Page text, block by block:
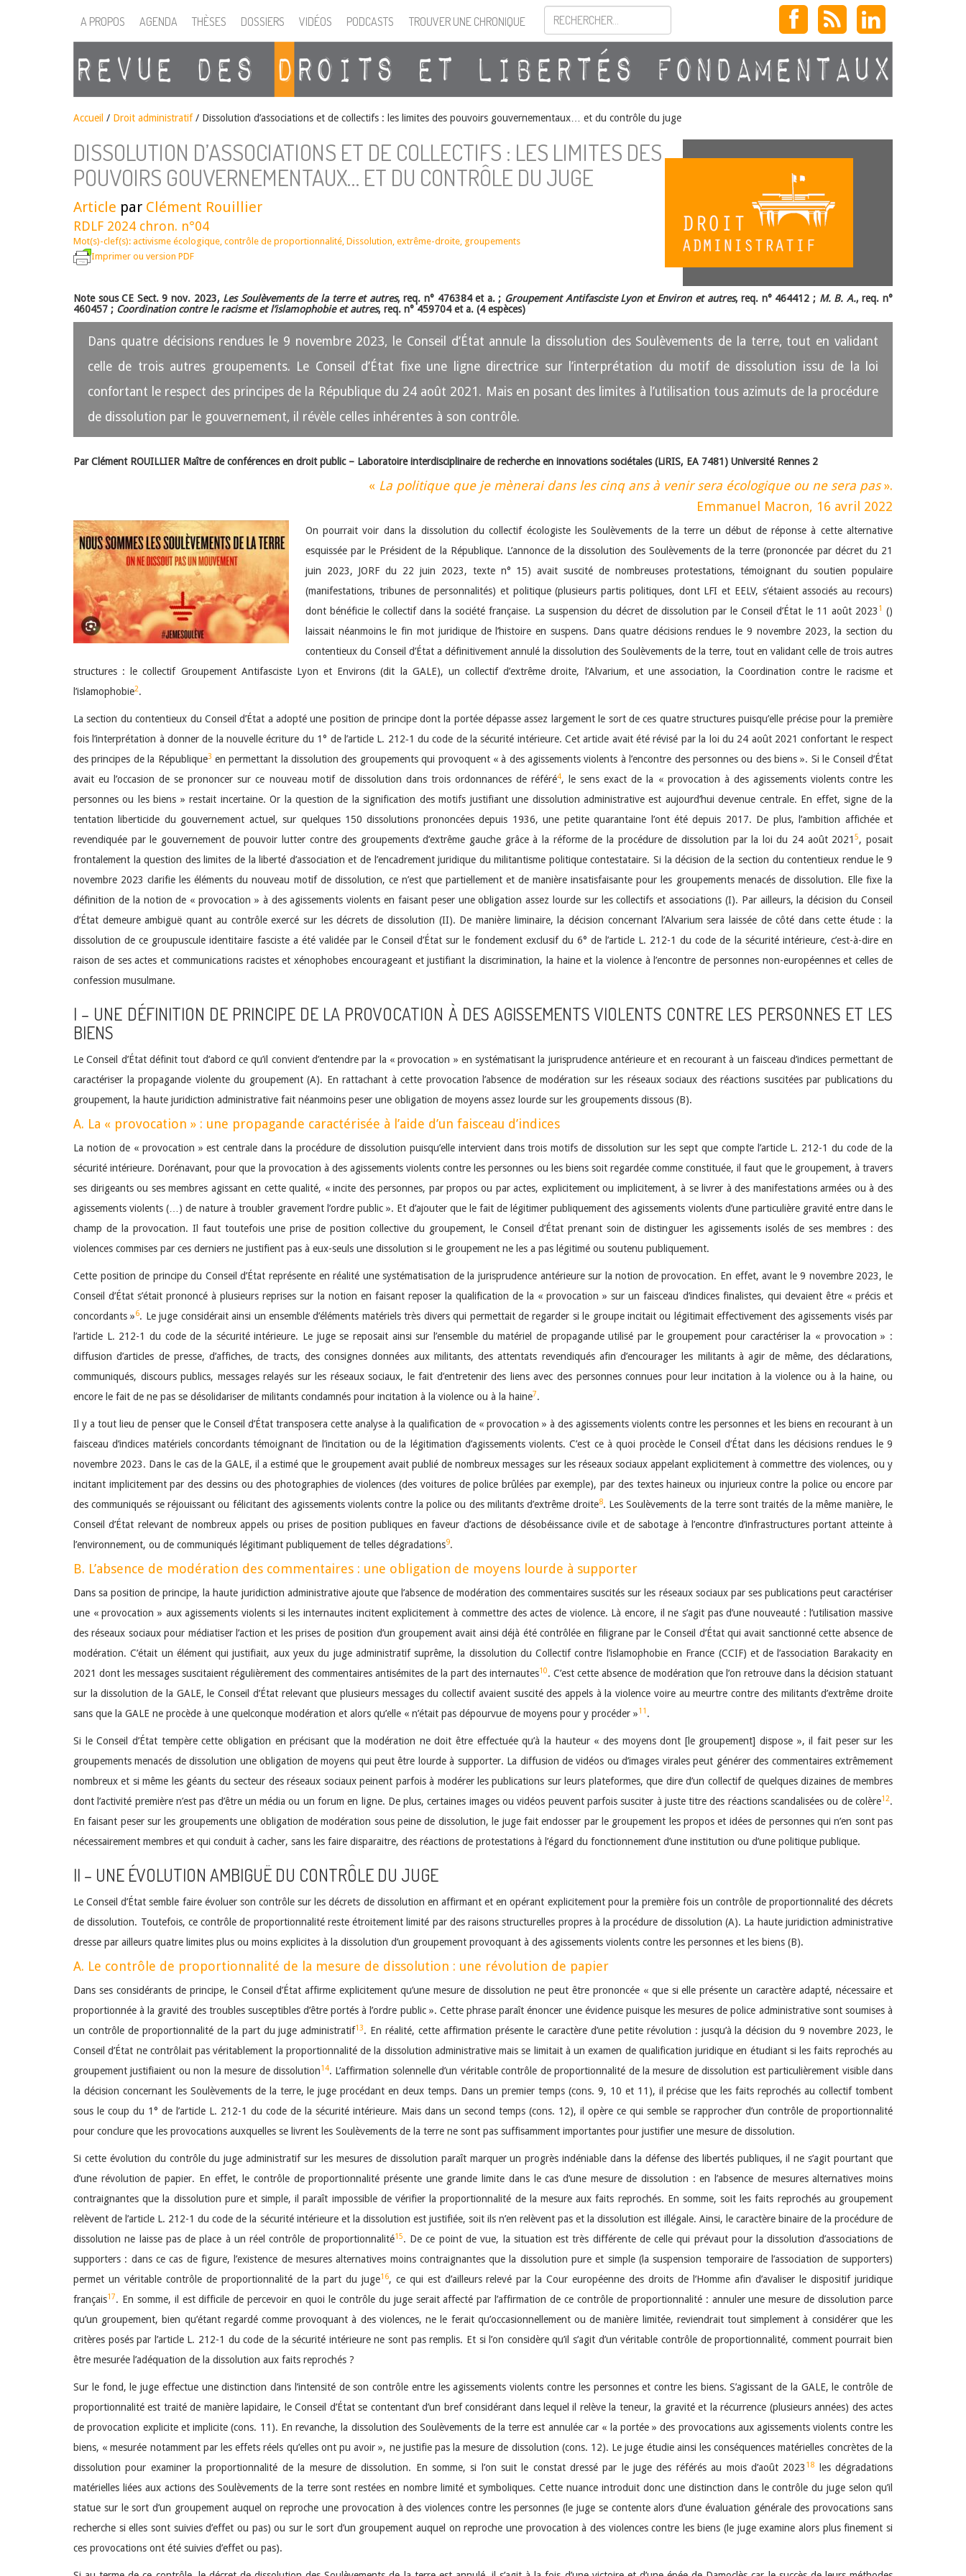
A PROPOS AGENDA THÈSES DOSSIERS VIDÉOS PODCASTS TROUVER UNE CHRONIQUE
Accueil / Droit administratif/ Dissolution d’associations et de collectifs : les limites des pouvoirs gouvernementaux… et du contrôle du juge
DISSOLUTION D’ASSOCIATIONS ET DE COLLECTIFS : LES LIMITES DES
POUVOIRS GOUVERNEMENTAUX… ET DU CONTRÔLE DU JUGE
Article par Clément Rouillier
RDLF 2024 chron. n°04
Mot(s)-clef(s): activisme écologique contrôle de proportionnalité Dissolution extrême-droite groupements
Imprimer ou version PDF
Note sous CE Sect. 9 nov. 2023, Les Soulèvements de la terre et autres, req. n° 476384 et a. ; Groupement Antifasciste Lyon et Environ et autres, req. n° 464412 ; M. B. A., req. n°
460457 ; Coordination contre le racisme et l’islamophobie et autres, req. n° 459704 et a. (4 espèces)
Dans quatre décisions rendues le 9 novembre 2023, le Conseil d’État annule la dissolution des Soulèvements de la terre, tout en validant
celle de trois autres groupements. Le Conseil d’État fixe une ligne directrice sur l’interprétation du motif de dissolution issu de la loi
confortant le respect des principes de la République du 24 août 2021. Mais en posant des limites à l’utilisation tous azimuts de la procédure
de dissolution par le gouvernement, il révèle celles inhérentes à son contrôle.
Par Clément ROUILLIER Maître de conférences en droit public – Laboratoire interdisciplinaire de recherche en innovations sociétales (LiRIS, EA 7481) Université Rennes 2
« La politique que je mènerai dans les cinq ans à venir sera écologique ou ne sera pas».
Emmanuel Macron, 16 avril 2022
On pourrait voir dans la dissolution du collectif écologiste les Soulèvements de la terre un début de réponse à cette alternative
esquissée par le Président de la République. L’annonce de la dissolution des Soulèvements de la terre (prononcée par décret du 21
juin 2023, JORF du 22 juin 2023, texte n° 15) avait suscité de nombreuses protestations, témoignant du soutien populaire
(manifestations, tribunes de personnalités) et politique (plusieurs partis politiques, dont LFI et EELV, s’étaient associés au recours)
dont bénéficie le collectif dans la société française. La suspension du décret de dissolution par le Conseil d’État le 11 août 2023 1 ()
laissait néanmoins le fin mot juridique de l’histoire en suspens. Dans quatre décisions rendues le 9 novembre 2023, la section du
contentieux du Conseil d’État a définitivement annulé la dissolution des Soulèvements de la terre, tout en validant celle de trois autres
structures : le collectif Groupement Antifasciste Lyon et Environs (dit la GALE), un collectif d’extrême droite, l’Alvarium, et une association, la Coordination contre le racisme et
l’islamophobie2.
La section du contentieux du Conseil d’État a adopté une position de principe dont la portée dépasse assez largement le sort de ces quatre structures puisqu’elle précise pour la première
fois l’interprétation à donner de la nouvelle écriture du 1° de l’article L. 212‑1 du code de la sécurité intérieure. Cet article avait été révisé par la loi du 24 août 2021 confortant le respect
des principes de la République3 en permettant la dissolution des groupements qui provoquent « à des agissements violents à l’encontre des personnes ou des biens ». Si le Conseil d’État
avait eu l’occasion de se prononcer sur ce nouveau motif de dissolution dans trois ordonnances de référé4, le sens exact de la « provocation à des agissements violents contre les
personnes ou les biens » restait incertaine. Or la question de la signification des motifs justifiant une dissolution administrative est aujourd’hui devenue centrale. En effet, signe de la
tentation liberticide du gouvernement actuel, sur quelques 150 dissolutions prononcées depuis 1936, une petite quarantaine l’ont été depuis 2017. De plus, l’ambition affichée et
revendiquée par le gouvernement de pouvoir lutter contre des groupements d’extrême gauche grâce à la réforme de la procédure de dissolution par la loi du 24 août 20215, posait
frontalement la question des limites de la liberté d’association et de l’encadrement juridique du militantisme politique contestataire. Si la décision de la section du contentieux rendue le 9
novembre 2023 clarifie les éléments du nouveau motif de dissolution, ce n’est que partiellement et de manière insatisfaisante pour les groupements menacés de dissolution. Elle fixe la
définition de la notion de « provocation » à des agissements violents en faisant peser une obligation assez lourde sur les collectifs et associations (I). Par ailleurs, la décision du Conseil
d’État demeure ambiguë quant au contrôle exercé sur les décrets de dissolution (II). De manière liminaire, la décision concernant l’Alvarium sera laissée de côté dans cette étude : la
dissolution de ce groupuscule identitaire fasciste a été validée par le Conseil d’État sur le fondement exclusif du 6° de l’article L. 212-1 du code de la sécurité intérieure, c’est-à-dire en
raison de ses actes et communications racistes et xénophobes encourageant et justifiant la discrimination, la haine et la violence à l’encontre de personnes non-européennes et celles de
confession musulmane.
I – UNE DÉFINITION DE PRINCIPE DE LA PROVOCATION À DES AGISSEMENTS VIOLENTS CONTRE LES PERSONNES ET LES
BIENS
Le Conseil d’État définit tout d’abord ce qu’il convient d’entendre par la « provocation » en systématisant la jurisprudence antérieure et en recourant à un faisceau d’indices permettant de
caractériser la propagande violente du groupement (A). En rattachant à cette provocation l’absence de modération sur les réseaux sociaux des réactions suscitées par publications du
groupement, la haute juridiction administrative fait néanmoins peser une obligation de moyens assez lourde sur les groupements dissous (B).
A. La « provocation » : une propagande caractérisée à l’aide d’un faisceau d’indices
La notion de « provocation » est centrale dans la procédure de dissolution puisqu’elle intervient dans trois motifs de dissolution sur les sept que compte l’article L. 212-1 du code de la
sécurité intérieure. Dorénavant, pour que la provocation à des agissements violents contre les personnes ou les biens soit regardée comme constituée, il faut que le groupement, à travers
ses dirigeants ou ses membres agissant en cette qualité, « incite des personnes, par propos ou par actes, explicitement ou implicitement, à se livrer à des manifestations armées ou à des
agissements violents (…) de nature à troubler gravement l’ordre public ». Et d’ajouter que le fait de légitimer publiquement des agissements violents d’une particulière gravité entre dans le
champ de la provocation. Il faut toutefois une prise de position collective du groupement, le Conseil d’État prenant soin de distinguer les agissements isolés de ses membres : des
violences commises par ces derniers ne justifient pas à eux-seuls une dissolution si le groupement ne les a pas légitimé ou soutenu publiquement.
Cette position de principe du Conseil d’État représente en réalité une systématisation de la jurisprudence antérieure sur la notion de provocation. En effet, avant le 9 novembre 2023, le
Conseil d’État s’était prononcé à plusieurs reprises sur la notion en faisant reposer la qualification de la « provocation » sur un faisceau d’indices finalistes, qui devaient être « précis et
concordants »6. Le juge considérait ainsi un ensemble d’éléments matériels très divers qui permettait de regarder si le groupe incitait ou légitimait effectivement des agissements visés par
l’article L. 212-1 du code de la sécurité intérieure. Le juge se reposait ainsi sur l’ensemble du matériel de propagande utilisé par le groupement pour caractériser la « provocation » :
diffusion d’articles de presse, d’affiches, de tracts, des consignes données aux militants, des attentats revendiqués afin d’encourager les militants à agir de même, des déclarations,
communiqués, discours publics, messages relayés sur les réseaux sociaux, le fait d’entretenir des liens avec des personnes connues pour leur incitation à la violence ou à la haine, ou
encore le fait de ne pas se désolidariser de militants condamnés pour incitation à la violence ou à la haine7.
Il y a tout lieu de penser que le Conseil d’État transposera cette analyse à la qualification de « provocation » à des agissements violents contre les personnes et les biens en recourant à un
faisceau d’indices matériels concordants témoignant de l’incitation ou de la légitimation d’agissements violents. C’est ce à quoi procède le Conseil d’État dans les décisions rendues le 9
novembre 2023. Dans le cas de la GALE, il a estimé que le groupement avait publié de nombreux messages sur les réseaux sociaux appelant explicitement à commettre des violences, ou y
incitant implicitement par des dessins ou des photographies de violences (des voitures de police brûlées par exemple), par des textes haineux ou injurieux contre la police ou encore par
des communiqués se réjouissant ou félicitant des agissements violents contre la police ou des militants d’extrême droite8. Les Soulèvements de la terre sont traités de la même manière, le
Conseil d’État relevant de nombreux appels ou prises de position publiques en faveur d’actions de désobéissance civile et de sabotage à l’encontre d’infrastructures portant atteinte à
l’environnement, ou de communiqués légitimant publiquement de telles dégradations9.
B. L’absence de modération des commentaires : une obligation de moyens lourde à supporter
Dans sa position de principe, la haute juridiction administrative ajoute que l’absence de modération des commentaires suscités sur les réseaux sociaux par ses publications peut caractériser
une « provocation » aux agissements violents si les internautes incitent explicitement à commettre des actes de violence. Là encore, il ne s’agit pas d’une nouveauté : l’utilisation massive
des réseaux sociaux pour médiatiser l’action et les prises de position d’un groupement avait ainsi déjà été contrôlée en filigrane par le Conseil d’État qui avait sanctionné cette absence de
modération. C’était un élément qui justifiait, aux yeux du juge administratif suprême, la dissolution du Collectif contre l’islamophobie en France (CCIF) et de l’association Barakacity en
2021 dont les messages suscitaient régulièrement des commentaires antisémites de la part des internautes10. C’est cette absence de modération que l’on retrouve dans la décision statuant
sur la dissolution de la GALE, le Conseil d’État relevant que plusieurs messages du collectif avaient suscité des appels à la violence voire au meurtre contre des militants d’extrême droite
sans que la GALE ne procède à une quelconque modération et alors qu’elle « n’était pas dépourvue de moyens pour y procéder »11 .
Si le Conseil d’État tempère cette obligation en précisant que la modération ne doit être effectuée qu’à la hauteur « des moyens dont [le groupement] dispose », il fait peser sur les
groupements menacés de dissolution une obligation de moyens qui peut être lourde à supporter. La diffusion de vidéos ou d’images virales peut générer des commentaires extrêmement
nombreux et si même les géants du secteur des réseaux sociaux peinent parfois à modérer les publications sur leurs plateformes, que dire d’un collectif de quelques dizaines de membres
dont l’activité première n’est pas d’être un média ou un forum en ligne. De plus, certaines images ou vidéos peuvent parfois susciter à juste titre des réactions scandalisées ou de colère12.
En faisant peser sur les groupements une obligation de modération sous peine de dissolution, le juge fait endosser par le groupement les propos et idées de personnes qui n’en sont pas
nécessairement membres et qui conduit à cacher, sans les faire disparaitre, des réactions de protestations à l’égard du fonctionnement d’une institution ou d’une politique publique.
II – UNE ÉVOLUTION AMBIGUË DU CONTRÔLE DU JUGE
Le Conseil d’État semble faire évoluer son contrôle sur les décrets de dissolution en affirmant et en opérant explicitement pour la première fois un contrôle de proportionnalité des décrets
de dissolution. Toutefois, ce contrôle de proportionnalité reste étroitement limité par des raisons structurelles propres à la procédure de dissolution (A). La haute juridiction administrative
dresse par ailleurs quatre limites plus ou moins explicites à la dissolution d’un groupement provoquant à des agissements violents contre les personnes et les biens (B).
A. Le contrôle de proportionnalité de la mesure de dissolution : une révolution de papier
Dans ses considérants de principe, le Conseil d’État affirme explicitement qu’une mesure de dissolution ne peut être prononcée « que si elle présente un caractère adapté, nécessaire et
proportionnée à la gravité des troubles susceptibles d’être portés à l’ordre public ». Cette phrase paraît énoncer une évidence puisque les mesures de police administrative sont soumises à
un contrôle de proportionnalité de la part du juge administratif13. En réalité, cette affirmation présente le caractère d’une petite révolution : jusqu’à la décision du 9 novembre 2023, le
Conseil d’État ne contrôlait pas véritablement la proportionnalité de la dissolution administrative mais se limitait à un examen de qualification juridique en étudiant si les faits reprochés au
groupement justifiaient ou non la mesure de dissolution14. L’affirmation solennelle d’un véritable contrôle de proportionnalité de la mesure de dissolution est particulièrement visible dans
la décision concernant les Soulèvements de la terre, le juge procédant en deux temps. Dans un premier temps (cons. 9, 10 et 11), il précise que les faits reprochés au collectif tombent
sous le coup du 1° de l’article L. 212-1 du code de la sécurité intérieure. Mais dans un second temps (cons. 12), il opère ce qui semble se rapprocher d’un contrôle de proportionnalité
pour conclure que les provocations auxquelles se livrent les Soulèvements de la terre ne sont pas suffisamment importantes pour justifier une mesure de dissolution.
Si cette évolution du contrôle du juge administratif sur les mesures de dissolution paraît marquer un progrès indéniable dans la défense des libertés publiques, il ne s’agit pourtant que
d’une révolution de papier. En effet, le contrôle de proportionnalité présente une grande limite dans le cas d’une mesure de dissolution : en l’absence de mesures alternatives moins
contraignantes que la dissolution pure et simple, il paraît impossible de vérifier la proportionnalité de la mesure aux faits reprochés. En somme, soit les faits reprochés au groupement
relèvent de l’article L. 212-1 du code de la sécurité intérieure et la dissolution est justifiée, soit ils n’en relèvent pas et la dissolution est illégale. Ainsi, le caractère binaire de la procédure de
dissolution ne laisse pas de place à un réel contrôle de proportionnalité15. De ce point de vue, la situation est très différente de celle qui prévaut pour la dissolution d’associations de
supporters : dans ce cas de figure, l’existence de mesures alternatives moins contraignantes que la dissolution pure et simple (la suspension temporaire de l’association de supporters)
permet un véritable contrôle de proportionnalité de la part du juge16, ce qui est d’ailleurs relevé par la Cour européenne des droits de l’Homme afin d’avaliser le dispositif juridique
français17. En somme, il est difficile de percevoir en quoi le contrôle du juge serait affecté par l’affirmation de ce contrôle de proportionnalité : annuler une mesure de dissolution parce
qu’un groupement, bien qu’étant regardé comme provoquant à des violences, ne le ferait qu’occasionnellement ou de manière limitée, reviendrait tout simplement à considérer que les
critères posés par l’article L. 212-1 du code de la sécurité intérieure ne sont pas remplis. Et si l’on considère qu’il s’agit d’un véritable contrôle de proportionnalité, comment pourrait bien
être mesurée l’adéquation de la dissolution aux faits reprochés ?
Sur le fond, le juge effectue une distinction dans l’intensité de son contrôle entre les agissements violents contre les personnes et contre les biens. S’agissant de la GALE, le contrôle de
proportionnalité est traité de manière lapidaire, le Conseil d’État se contentant d’un bref considérant dans lequel il relève la teneur, la gravité et la récurrence (plusieurs années) des actes
de provocation explicite et implicite (cons. 11). En revanche, la dissolution des Soulèvements de la terre est annulée car « la portée » des provocations aux agissements violents contre les
biens, « mesurée notamment par les effets réels qu’elles ont pu avoir », ne justifie pas la mesure de dissolution (cons. 12). Le juge étudie ainsi les conséquences matérielles concrètes de la
dissolution pour examiner la proportionnalité de la mesure de dissolution. En somme, si l’on suit le constat dressé par le juge des référés au mois d’août 2023 18
les dégradations
matérielles liées aux actions des Soulèvements de la terre sont restées en nombre limité et symboliques. Cette nuance introduit donc une distinction dans le contrôle du juge selon qu’il
statue sur le sort d’un groupement auquel on reproche une provocation à des violences contre les personnes (le juge se contente alors d’une évaluation générale des provocations sans
recherche si elles sont suivies d’effet ou pas) ou sur le sort d’un groupement auquel on reproche une provocation à des violences contre les biens (le juge examine alors plus finement si
ces provocations ont été suivies d’effet ou pas).